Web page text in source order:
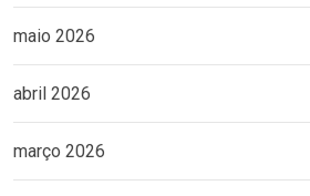
maio 2026
abril 2026
março 2026